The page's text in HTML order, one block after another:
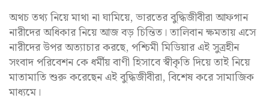
অথচ তথ্য নিয়ে মাথা না ঘামিয়ে, ভারতের বুদ্ধিজীবীরা আফগান
নারীদের অধিকার নিয়ে আজ বড় চিন্তিত। তালিবান ক্ষমতায় এসে
নারীদের উপর অত্যাচার করছে, পশ্চিমী মিডিয়ার এই সুত্রহীন
সংবাদ পরিবেশন কে ধর্মীয় বাণী হিসাবে স্বীকৃতি দিয়ে তাই নিয়ে
মাতামাতি শুরু করেছেন এই বুদ্ধিজীবীরা, বিশেষ করে সামাজিক
মাধ্যমে।